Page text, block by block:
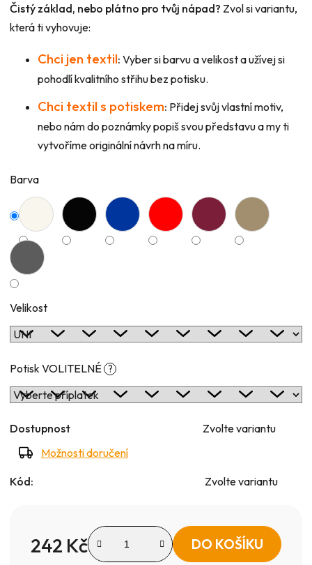
Čistý základ, nebo plátno pro tvůj nápad? Zvol si variantu,
která ti vyhovuje:
Chci jen textil: Vyber si barvu a velikost a užívej si
pohodlí kvalitního střihu bez potisku.
Chci textil s potiskem: Přidej svůj vlastní motiv,
nebo nám do poznámky popiš svou představu a my ti
vytvoříme originální návrh na míru.
Barva
Velikost
Potisk VOLITELNÉ ?
Dostupnost
Zvolte variantu
Možnosti doručení
Kód: Zvolte variantu
242 Kč DO KOŠÍKU